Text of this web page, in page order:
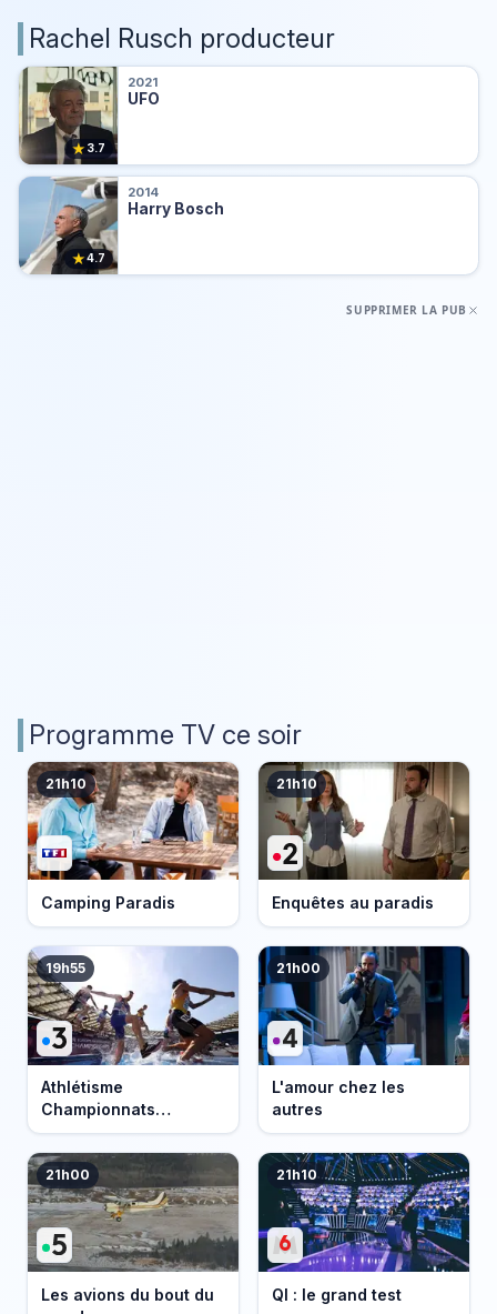
Rachel Rusch producteur
★ 3.7
2021
UFO
★4.7
2014
Harry Bosch
SUPPRIMER LA PUB
Programme TV ce soir
21h10
Camping Paradis
21h10
Enquêtes au paradis
19h55
Athlétisme
Championnats
d'Europe 2026
21h00
L'amour chez les
autres
21h00
Les avions du bout du
21h10
QI : le grand test